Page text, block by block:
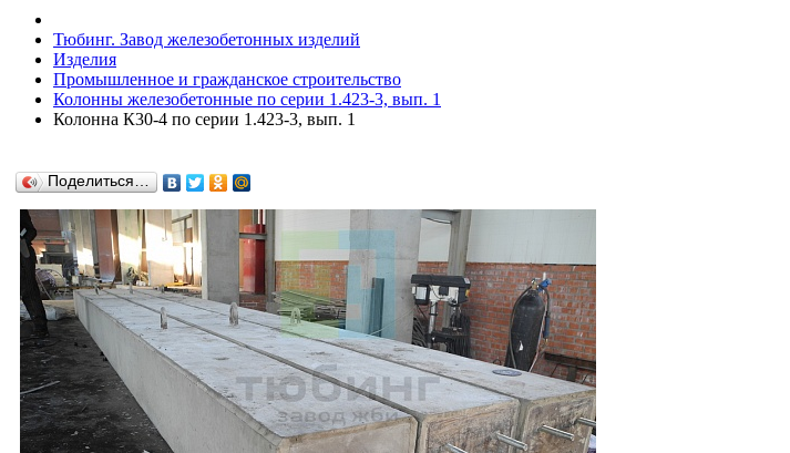
Тюбинг. Завод железобетонных изделий
Изделия
Промышленное и гражданское строительство
Колонны железобетонные по серии 1.423-3, вып. 1
Колонна К30-4 по серии 1.423-3, вып. 1
Поделиться…